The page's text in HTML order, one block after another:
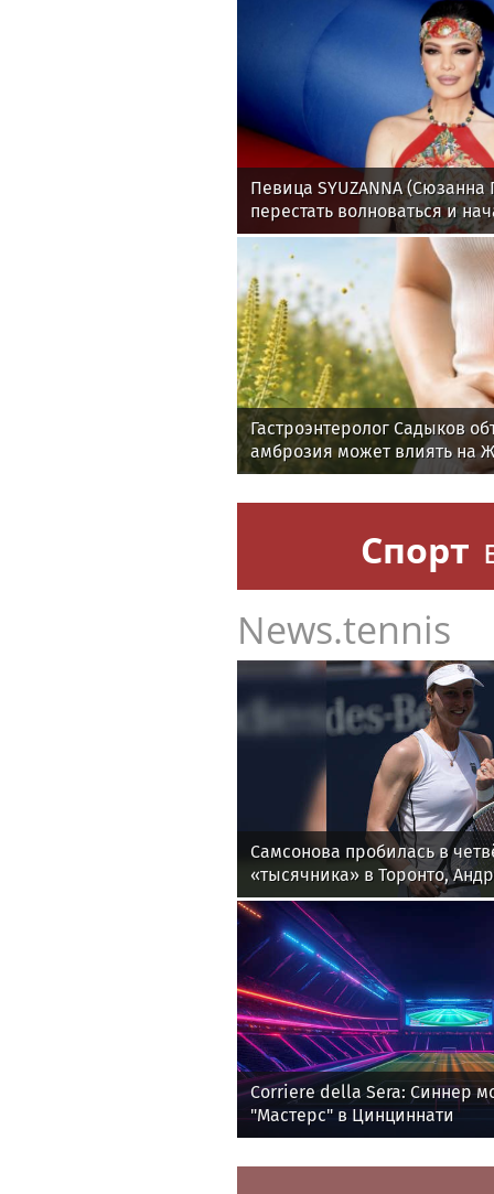
Певица SYUZANNA (Сюзанна
перестать волноваться и
спокойно
Гастроэнтеролог Садыков
амброзия может влиять на
Спорт
News.tennis
Самсонова пробилась в
«тысячника» в Торонто,
Corriere della Sera: Синнер
"Мастерс" в Цинциннати